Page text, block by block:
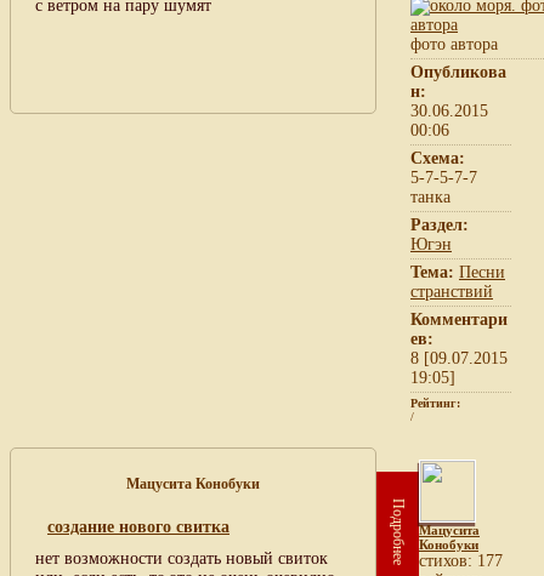
с ветром на пару шумят
фото автора
Опубликова
н:
30.06.2015
00:06
Схема:
5-7-5-7-7
танка
Раздел:
Югэн
Тема: Песни
странствий
Комментари
ев:
8 [09.07.2015
19:05]
Рейтинг:
/
Мацусита Конобуки
создание нового свитка
нет возможности создать новый свиток
Подробнее
Мацусита
Конобуки
cтихов: 177